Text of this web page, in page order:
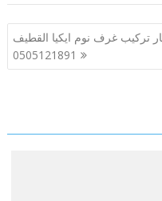
تركيب غرف نوم ايكيا القطيف
0505121891